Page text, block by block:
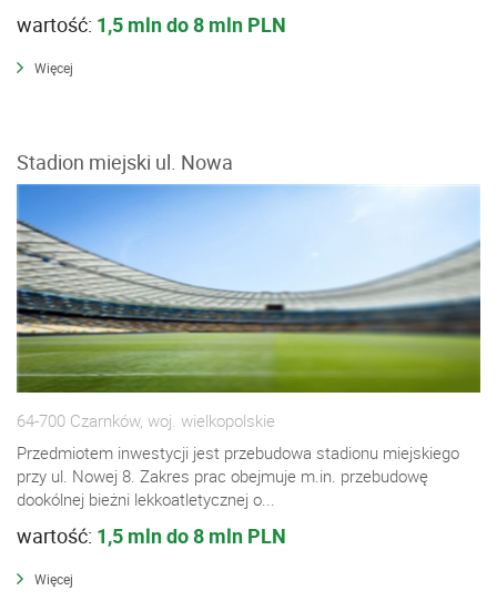
wartość: 1,5 mln do 8 mln PLN
Więcej
Stadion miejski ul. Nowa
64-700 Czarnków, woj. wielkopolskie
Przedmiotem inwestycji jest przebudowa stadionu miejskiego
przy ul. Nowej 8. Zakres prac obejmuje m.in. przebudowę
dookólnej bieżni lekkoatletycznej o...
wartość: 1,5 mln do 8 mln PLN
Więcej